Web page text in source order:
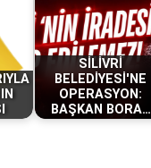
SİLİVRİ
BELEDİYESİ'NE
OPERASYON:
BAŞKAN BORA…